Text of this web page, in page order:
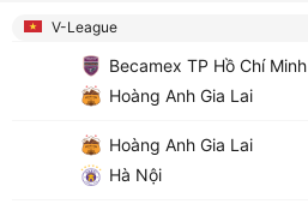
V-League
Becamex TP Hồ Chí Minh
Hoàng Anh Gia Lai
Hoàng Anh Gia Lai
Hà Nội